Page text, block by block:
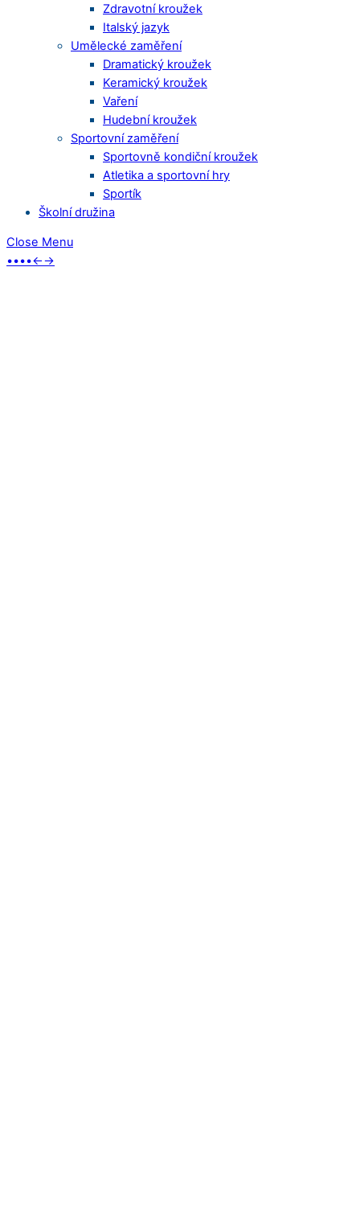
Zdravotní kroužek
Italský jazyk
Umělecké zaměření
Dramatický kroužek
Keramický kroužek
Vaření
Hudební kroužek
Sportovní zaměření
Sportovně kondiční kroužek
Atletika a sportovní hry
Sportík
Školní družina
Close Menu
••••←→